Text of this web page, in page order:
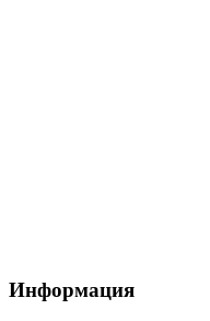
Информация